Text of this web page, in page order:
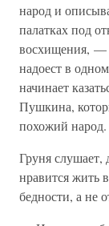
народ и
палатках под
восхищения, —
надоест в
начинает
Пушкина,
похожий народ.
Груня слушает,
нравится жить
бедности, а не